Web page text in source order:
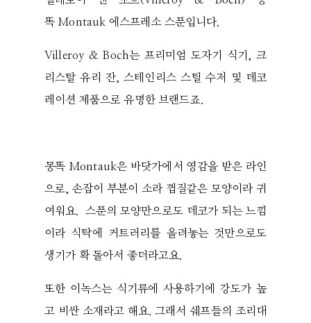
똑 Montauk 에스프레소 스푼입니다.
Villeroy & Boch는 프리미엄 도자기 식기, 크
리스탈 유리 잔, 스테인리스 스틸 수저 및 데코
레이션 제품으로 유명한 브랜드죠.
몽똑 Montauk은 바닷가에서 영감을 받은 라인
으로, 손잡이 부분이 소라 껍질같은 모양이라 귀
여워요. 스푼의 모양만으로도 데코가 되는 느낌
이라 식탁에 커트러리를 올려놓는 것만으로도
생기가 확 돌아서 좋더라고요.
또한 이녹스는 식기류에 사용하기에 강도가 높
고 비싼 소재라고 해요. 그래서 쉐프들의 조리대